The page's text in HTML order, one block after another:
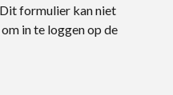
formulier kan niet
in te loggen op de